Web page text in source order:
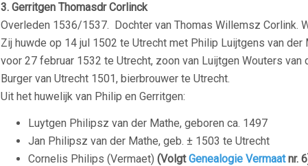
3. Gerritgen Thomasdr Corlinck
Overleden 1536/1537. Dochter van Thomas Willemsz Corlink.
Zij huwde op 14 jul 1502 te Utrecht met Philip Luijtgens van
voor 27 februar 1532 te Utrecht, zoon van Luijtgen Wouters van
Burger van Utrecht 1501, bierbrouwer te Utrecht.
Uit het huwelijk van Philip en Gerritgen:
Luytgen Philipsz van der Mathe, geboren ca. 1497
Jan Philipsz van der Mathe, geb. ± 1503 te Utrecht
Cornelis Philips (Vermaet) (VolgtGenealogie Vermaatnr.